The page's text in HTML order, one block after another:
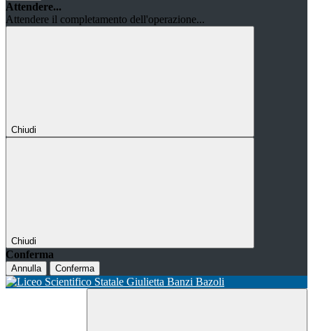
Attendere...
Attendere il completamento dell'operazione...
Chiudi
Chiudi
Conferma
Annulla Conferma